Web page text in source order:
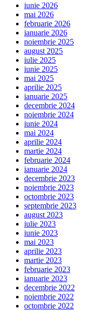
iunie 2026
mai 2026
februarie 2026
ianuarie 2026
noiembrie 2025
august 2025
iulie 2025
iunie 2025
mai 2025
aprilie 2025
ianuarie 2025
decembrie 2024
noiembrie 2024
iunie 2024
mai 2024
aprilie 2024
martie 2024
februarie 2024
ianuarie 2024
decembrie 2023
noiembrie 2023
octombrie 2023
septembrie 2023
august 2023
iulie 2023
iunie 2023
mai 2023
aprilie 2023
martie 2023
februarie 2023
ianuarie 2023
decembrie 2022
noiembrie 2022
octombrie 2022